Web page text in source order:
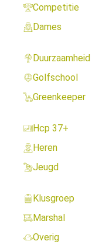
Competitie
Dames
Duurzaamheid
Golfschool
Greenkeeper
Hcp 37+
Heren
Jeugd
Klusgroep
Marshal
Overig